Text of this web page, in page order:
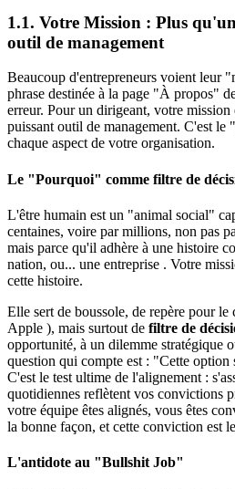
1.1. Votre Mission : Plus
outil de management
Beaucoup d'entrepreneurs voient leur
phrase destinée à la page "À propos"
erreur. Pour un dirigeant, votre
puissant outil de management. C'est
chaque aspect de votre organisation.
Le "Pourquoi" comme filtre de
L'être humain est un "animal social"
centaines, voire par millions, non pas
mais parce qu'il adhère à une histoire
nation, ou... une entreprise . Votre
cette histoire.
Elle sert de boussole, de repère pour
Apple ), mais surtout de filtre de
opportunité, à un dilemme stratégique
question qui compte est : "Cette option
C'est le test ultime de l'alignement :
quotidiennes reflètent vos convictions
votre équipe êtes alignés, vous êtes
la bonne façon, et cette conviction est
L'antidote au "Bullshit Job"